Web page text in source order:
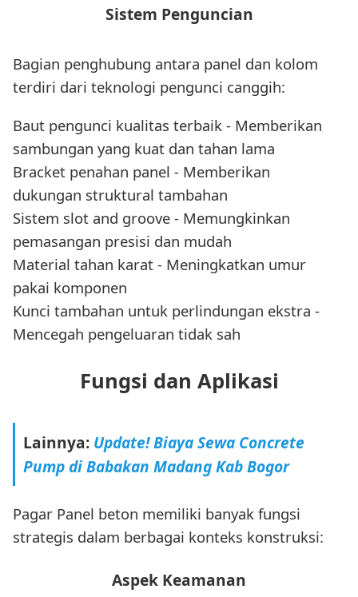
Sistem Penguncian
Bagian penghubung antara panel dan kolom
terdiri dari teknologi pengunci canggih:
Baut pengunci kualitas terbaik - Memberikan
sambungan yang kuat dan tahan lama
Bracket penahan panel - Memberikan
dukungan struktural tambahan
Sistem slot and groove - Memungkinkan
pemasangan presisi dan mudah
Material tahan karat - Meningkatkan umur
pakai komponen
Kunci tambahan untuk perlindungan ekstra -
Mencegah pengeluaran tidak sah
Fungsi dan Aplikasi
Lainnya: Update! Biaya Sewa Concrete
Pump di Babakan Madang Kab Bogor
Pagar Panel beton memiliki banyak fungsi
strategis dalam berbagai konteks konstruksi:
Aspek Keamanan